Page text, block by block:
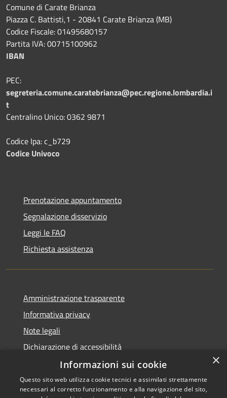
Comune di Carate Brianza
Piazza C. Battisti,1 - 20841 Carate Brianza (MB)
Codice Fiscale: 01495680157
Partita IVA: 00715100962
IBAN
PEC:
segreteria.comune.caratebrianza@pec.regione.lombardia.i
t
Centralino Unico: 0362 9871
Codice Ipa: c_b729
Codice Univoco
Prenotazione appuntamento
Segnalazione disservizio
Leggi le FAQ
Richiesta assistenza
Amministrazione trasparente
Informativa privacy
Note legali
Dichiarazione di accessibilità
×
Informazioni sui cookie
Questo sito web utilizza cookie tecnici e assimilati strettamente
necessari al corretto funzionamento e alla navigazione del sito,